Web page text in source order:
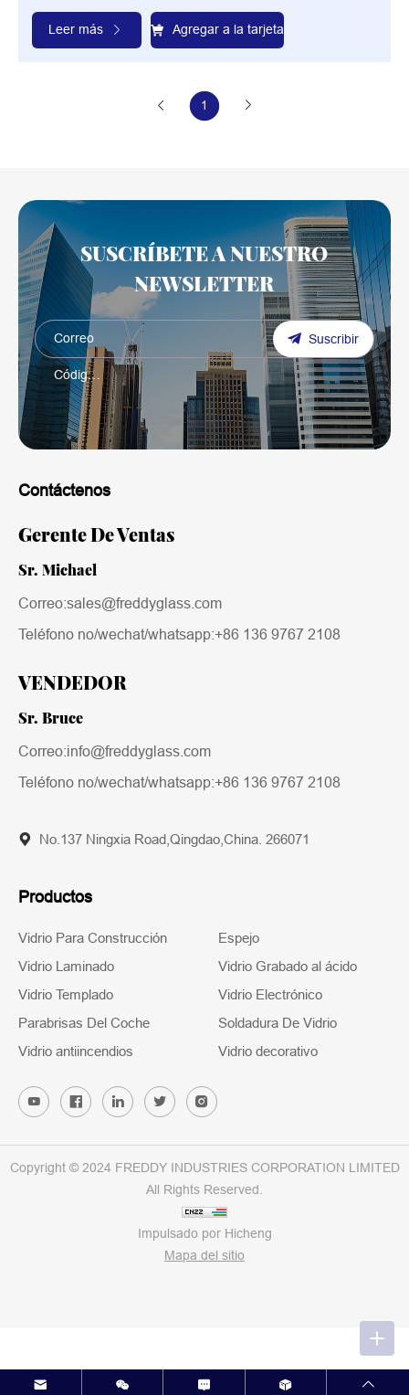
Leer más Agregar a la tarjeta
1
SUSCRÍBETE A NUESTRO
NEWSLETTER
Suscribir
Contáctenos
Gerente De Ventas
Sr. Michael
Correo:sales@freddyglass.com
Teléfono no/wechat/whatsapp:+86 136 9767 2108
VENDEDOR
Sr. Bruce
Correo:info@freddyglass.com
Teléfono no/wechat/whatsapp:+86 136 9767 2108
No.137 Ningxia Road,Qingdao,China. 266071
Productos
Vidrio Para Construcción
Espejo
Vidrio Laminado
Vidrio Grabado al ácido
Vidrio Templado
Vidrio Electrónico
Parabrisas Del Coche
Soldadura De Vidrio
Vidrio antiincendios
Vidrio decorativo
Copyright © 2024 FREDDY INDUSTRIES CORPORATION LIMITED
All Rights Reserved.
Impulsado por Hicheng
Mapa del sitio